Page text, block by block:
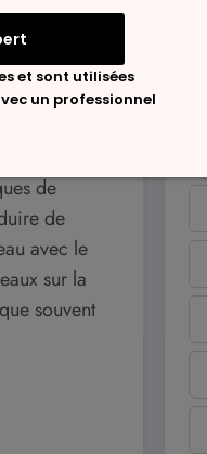
de
de
avec le
sur la
souvent